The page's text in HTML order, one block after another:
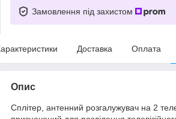
Замовлення під захистом
Доставка Оплата
Опис
Сплітер, антенний розгалужувач на 2